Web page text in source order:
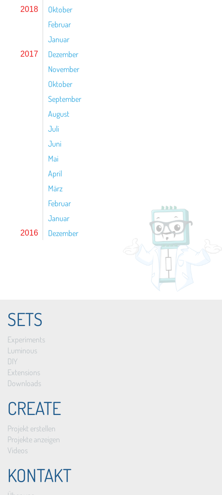
2018
Oktober
Februar
Januar
2017
Dezember
November
Oktober
September
August
Juli
Juni
Mai
April
März
Februar
Januar
2016 Dezember
SETS
Experiments
Luminous
DIY
Extensions
Downloads
CREATE
Projekt erstellen
Projekte anzeigen
Videos
KONTAKT